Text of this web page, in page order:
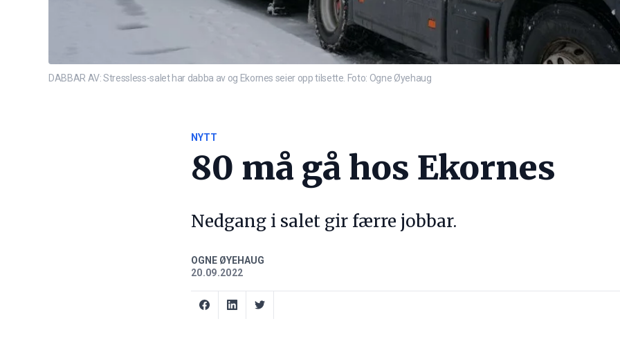
DABBAR AV: Stressless-salet har dabba av og Ekornes seier opp tilsette. Foto: Ogne Øyehaug
NYTT
80 må gå hos Ekornes
Nedgang i salet gir færre jobbar.
OGNE ØYEHAUG
20.09.2022